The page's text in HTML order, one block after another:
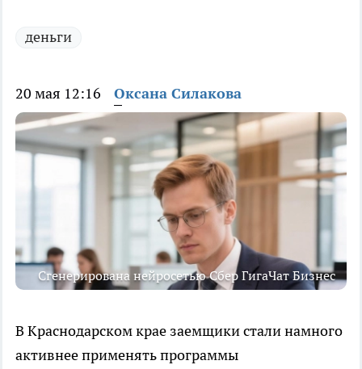
деньги
20 мая 12:16 Оксана Силакова
Сгенерирована нейросетью Сбер ГигаЧат Бизнес
В Краснодарском крае заемщики стали намного
активнее применять программы